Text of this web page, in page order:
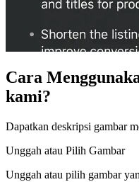
Cara
kami?
Dapatkan deskripsi gambar
Unggah atau Pilih Gambar
Unggah atau pilih gambar